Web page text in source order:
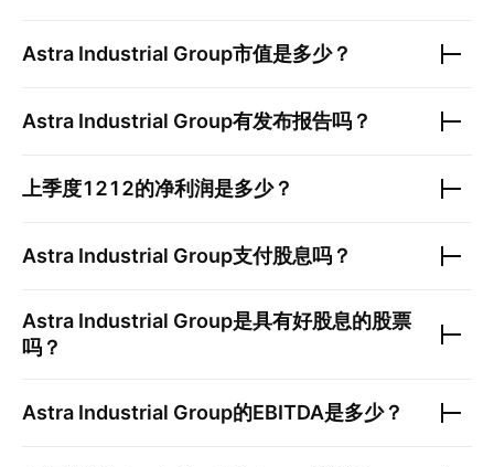
Astra Industrial Group市值是多少？
Astra Industrial Group有发布报告吗？
上季度1212的净利润是多少？
Astra Industrial Group支付股息吗？
Astra Industrial Group是具有好股息的股票
吗？
Astra Industrial Group的EBITDA是多少？